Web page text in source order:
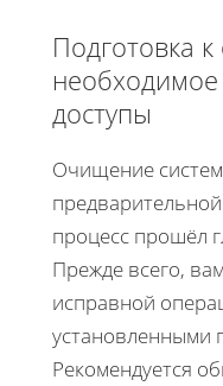
Подготовка к
доступы
Очищение
процесс прошёл
Прежде всего,
исправной
установленными
Рекомендуется